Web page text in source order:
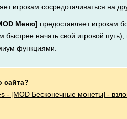
игрокам сосредотачиваться на
Меню] предоставляет игрокам
начать свой игровой путь),
функциями.
сайта?
- [MOD Бесконечные монеты] -